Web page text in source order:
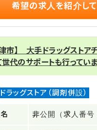
希望の求人を紹介し
市】 大手ドラッグストア
代のサポートも行っていま
ドラッグストア（調剤併設）
非公開（求人番